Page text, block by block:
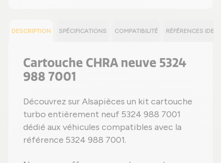
DESCRIPTION SPÉCIFICATIONS COMPATIBILITÉ RÉFÉRENCES
Cartouche CHRA neuve 5324
988 7001
Découvrez sur Alsapièces un kit cartouche
turbo entièrement neuf 5324 988 7001
dédié aux véhicules compatibles avec la
référence 5324 988 7001.